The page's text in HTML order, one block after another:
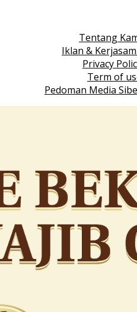
Tentang
Iklan &
Privacy
Term of
Pedoman Media